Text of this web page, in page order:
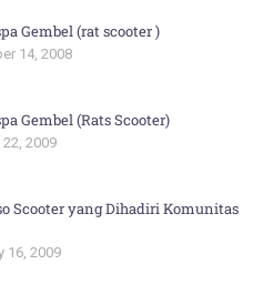
Gembel (rat scooter )
14, 2008
Gembel (Rats Scooter)
2009
Scooter yang Dihadiri Komunitas
16, 2009